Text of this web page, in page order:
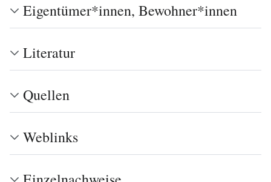
Eigentümer*innen, Bewohner*innen
Literatur
Quellen
Weblinks